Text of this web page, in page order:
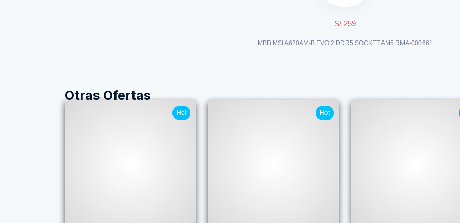
S/ 259
MBB MSI A620AM-B EVO 2 DDR5 SOCKET AM5 RMA-000661
Otras Ofertas
Hot Hot